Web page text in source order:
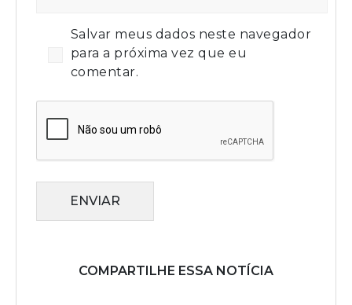
Salvar meus dados neste navegador
para a próxima vez que eu
comentar.
ENVIAR
COMPARTILHE ESSA NOTÍCIA